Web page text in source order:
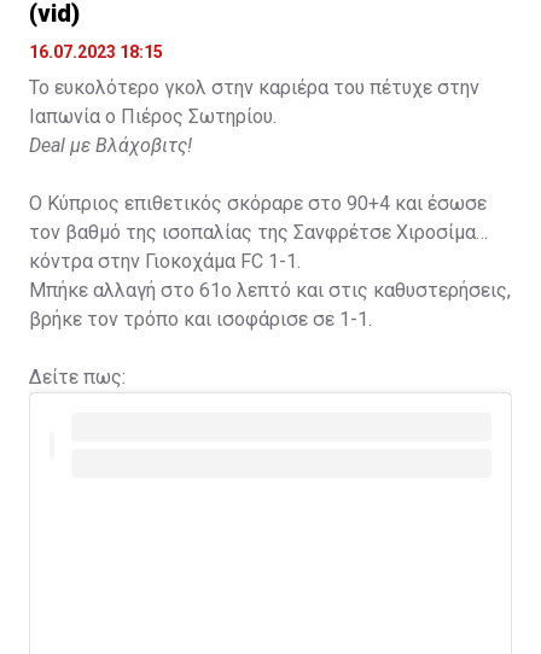
(vid)
16.07.2023 18:15
Το ευκολότερο γκολ στην καριέρα του πέτυχε στην
Ιαπωνία ο Πιέρος Σωτηρίου.
Deal με Βλάχοβιτς!
Ο Κύπριος επιθετικός σκόραρε στο 90+4 και έσωσε
τον βαθμό της ισοπαλίας της Σανφρέτσε Χιροσίμα
κόντρα στην Γιοκοχάμα FC 1-1.
Μπήκε αλλαγή στο 61ο λεπτό και στις καθυστερήσεις,
βρήκε τον τρόπο και ισοφάρισε σε 1-1.
Δείτε πως: